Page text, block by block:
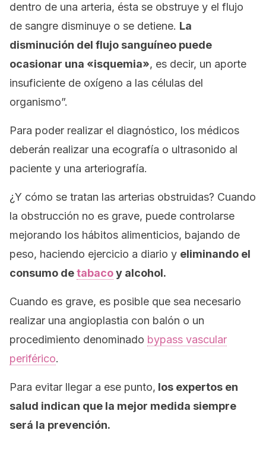
dentro de una arteria, ésta se obstruye y el flujo
de sangre disminuye o se detiene. La
disminución del flujo sanguíneo puede
ocasionar una «isquemia», es decir, un aporte
insuficiente de oxígeno a las células del
organismo”.
Para poder realizar el diagnóstico, los médicos
deberán realizar una ecografía o ultrasonido al
paciente y una arteriografía.
¿Y cómo se tratan las arterias obstruidas? Cuando
la obstrucción no es grave, puede controlarse
mejorando los hábitos alimenticios, bajando de
peso, haciendo ejercicio a diario y eliminando el
consumo detabacoy alcohol.
Cuando es grave, es posible que sea necesario
realizar una angioplastia con balón o un
procedimiento denominado bypass vascular
periférico.
Para evitar llegar a ese punto, los expertos en
salud indican que la mejor medida siempre
será la prevención.